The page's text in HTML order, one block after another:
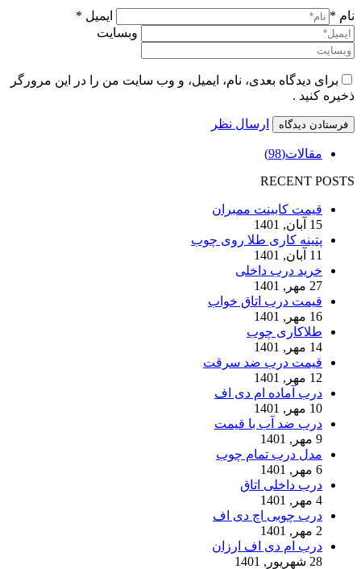
نام *
ایمیل *
وبسایت
برای دیدگاه بعدی، نام، ایمیل، و وب سایت من را در این مرورگر
ذخیره کنید .
ارسال نظر
مقالات(98)
RECENT POSTS
قیمت کابینت ممبران
15 آبان, 1401
پتینه کاری طلا روی چوب
11 آبان, 1401
خرید درب داخلی
27 مهر, 1401
قیمت درب اتاق خواب
16 مهر, 1401
طلاکاری چوب
14 مهر, 1401
قیمت درب ضد سرقت
12 مهر, 1401
درب آماده ام دی اف
10 مهر, 1401
درب ضد آب با قیمت
9 مهر, 1401
مدل درب تمام چوب
6 مهر, 1401
درب داخلی اتاق
4 مهر, 1401
درب چوبی اچ دی اف
2 مهر, 1401
درب ام دی اف ارزان
28 شهریور, 1401